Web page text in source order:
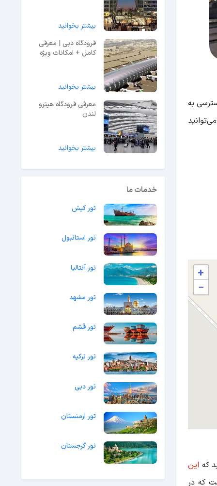
قرار دارد. برای دسترسی به
+
−
که این
که در
بیشتر بخوانید
فرودگاه دبی | معرفی
کامل + امکانات ویژه
بیشتر بخوانید
معرفی فرودگاه هیترو
لندن
بیشتر بخوانید
خدمات ما
تور کیش
تور استانبول
تور آنتالیا
تور مشهد
تور قشم
تور ترکیه
تور دبی
تور ارمنستان
تور گرجستان